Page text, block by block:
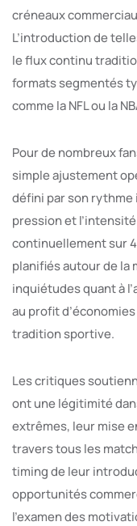
créneaux
L’introduction de
le flux continu
formats segmentés
comme la NFL ou la
Pour de nombreux
simple ajustement
défini par son rythme
pression et
continuellement sur
planifiés autour de
inquiétudes quant à
au profit
tradition sportive.
Les critiques
ont une légitimité
extrêmes, leur mise
travers tous les
timing de leur
opportunités
l’examen des